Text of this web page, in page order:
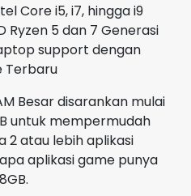
Core i5, i7, hingga i9
Ryzen 5 dan 7 Generasi
support dengan
Terbaru
Besar disarankan mulai
untuk mempermudah
2 atau lebih aplikasi
aplikasi game punya